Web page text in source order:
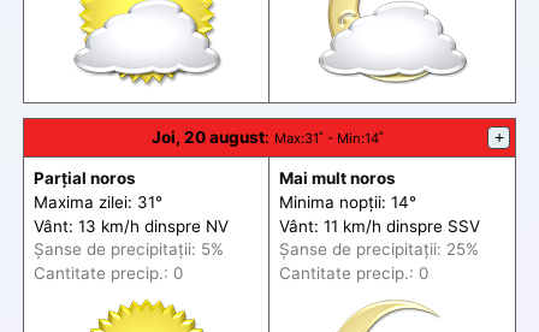
Joi, 20 august: Max:31˚ - Min:14˚ +
Parțial noros
Maxima zilei: 31°
Vânt: 13 km/h dinspre NV
Șanse de precipitații: 5%
Cantitate precip.: 0
Mai mult noros
Minima nopții: 14°
Vânt: 11 km/h dinspre SSV
Șanse de precipitații: 25%
Cantitate precip.: 0